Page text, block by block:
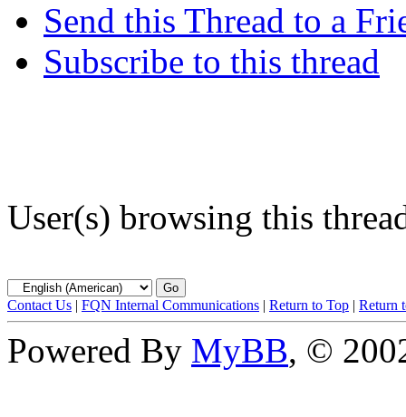
Send this Thread to a
Subscribe to this thread
User(s) browsing this
Contact Us | FQN Internal Communications | Return to Top | Return
Powered By MyBB, ©